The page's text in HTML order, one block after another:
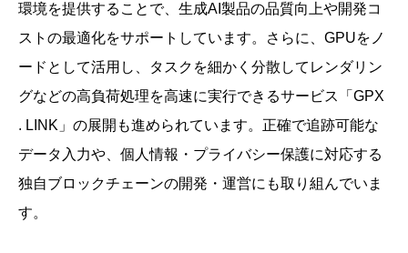
環境を提供することで、生成AI製品の品質向上や開発コ
ストの最適化をサポートしています。さらに、GPUをノ
ードとして活用し、タスクを細かく分散してレンダリン
グなどの高負荷処理を高速に実行できるサービス「GPX
. LINK」の展開も進められています。正確で追跡可能な
データ入力や、個人情報・プライバシー保護に対応する
独自ブロックチェーンの開発・運営にも取り組んでいま
す。